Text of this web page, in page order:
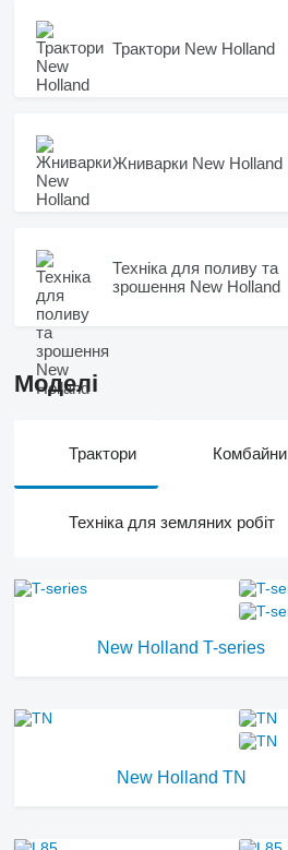
Трактори New Holland
Жниварки New Holland
Техніка для поливу та
зрошення New Holland
Моделі
Трактори Комбайни
Техніка для земляних робіт
New Holland T-series
New Holland TN